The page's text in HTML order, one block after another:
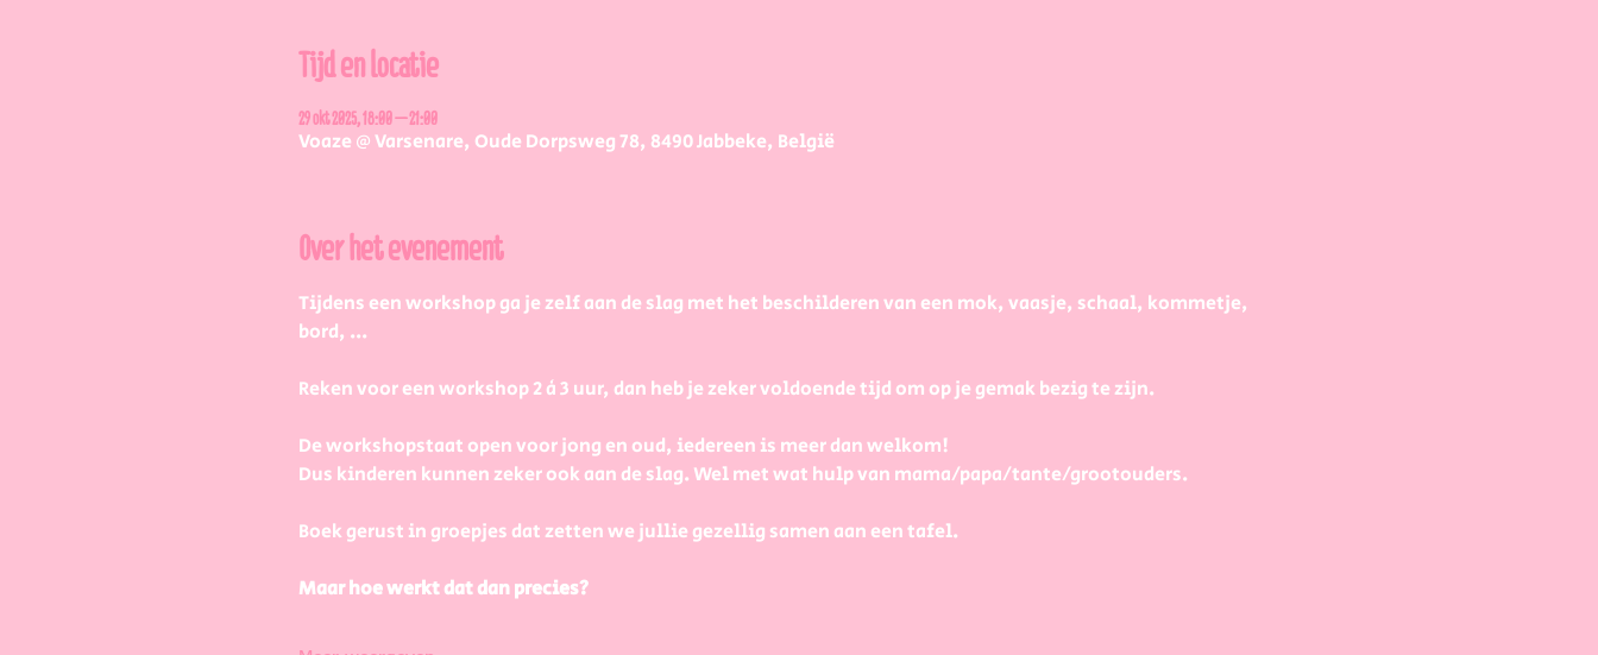
Tijd en locatie
29 okt 2025, 18:00 – 21:00
Voaze @ Varsenare, Oude Dorpsweg 78, 8490 Jabbeke, België
Over het evenement
Tijdens een workshop ga je zelf aan de slag met het beschilderen van een mok, vaasje, schaal, kommetje,
bord, ...
Reken voor een workshop 2 à 3 uur, dan heb je zeker voldoende tijd om op je gemak bezig te zijn.
De workshopstaat open voor jong en oud, iedereen is meer dan welkom!
Dus kinderen kunnen zeker ook aan de slag. Wel met wat hulp van mama/papa/tante/grootouders.
Boek gerust in groepjes dat zetten we jullie gezellig samen aan een tafel.
Maar hoe werkt dat dan precies?